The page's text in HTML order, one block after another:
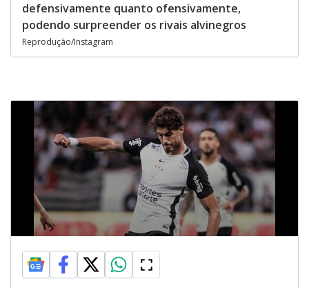
defensivamente quanto ofensivamente,
podendo surpreender os rivais alvinegros
Reprodução/Instagram